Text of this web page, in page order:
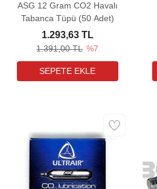
ASG 12 Gram CO2 Havalı
Tabanca Tüpü (50 Adet)
1.391,00 TL %7
1.293,63 TL